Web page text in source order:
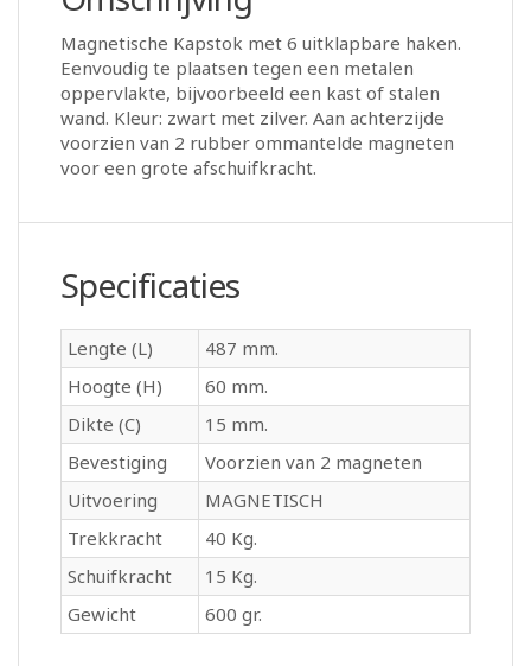
Magnetische Kapstok met 6 uitklapbare haken.
Eenvoudig te plaatsen tegen een metalen
oppervlakte, bijvoorbeeld een kast of stalen
wand. Kleur: zwart met zilver. Aan achterzijde
voorzien van 2 rubber ommantelde magneten
voor een grote afschuifkracht.
Specificaties
Lengte (L)
487 mm.
Hoogte (H)
60 mm.
Dikte (C)
15 mm.
Bevestiging
Voorzien van 2 magneten
Uitvoering
MAGNETISCH
Trekkracht
40 Kg.
Schuifkracht
15 Kg.
Gewicht
600 gr.